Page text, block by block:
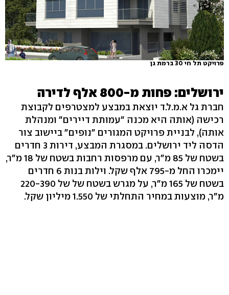
פרויקט תל חי 30 ברמת גן
ירושלים: פחות מ-800 אלף לדירה
חברת גל א.מ.ל.ד יוצאת במבצע למצטרפים לקבוצת
רכישה (אותה היא מכנה "עמותת דיירים" ומנהלת
אותה), לבניית פרויקט המגורים "נופים" ביישוב צור
הדסה ליד ירושלים. במסגרת המבצע, דירות 3 חדרים
בשטח של 85 מ"ר, עם מרפסות רחבות בשטח של 18 מ"ר,
יימכרו החל מ-795 אלף שקל. וילות בנות 6 חדרים
בשטח של 165 מ"ר, על מגרש בשטח של של 220-390
מ"ר, מוצעות במחיר התחלתי של 1.550 מיליון שקל.